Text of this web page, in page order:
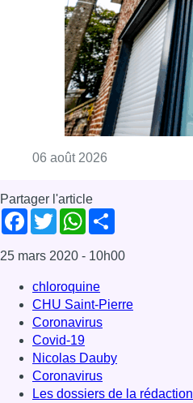
06 août 2026
Partager l'article
Facebook
TwitterWhatsApp
25 mars 2020 - 10h00
chloroquine
CHU Saint-Pierre
Coronavirus
Covid-19
Nicolas Dauby
Coronavirus
Les dossiers de la rédaction